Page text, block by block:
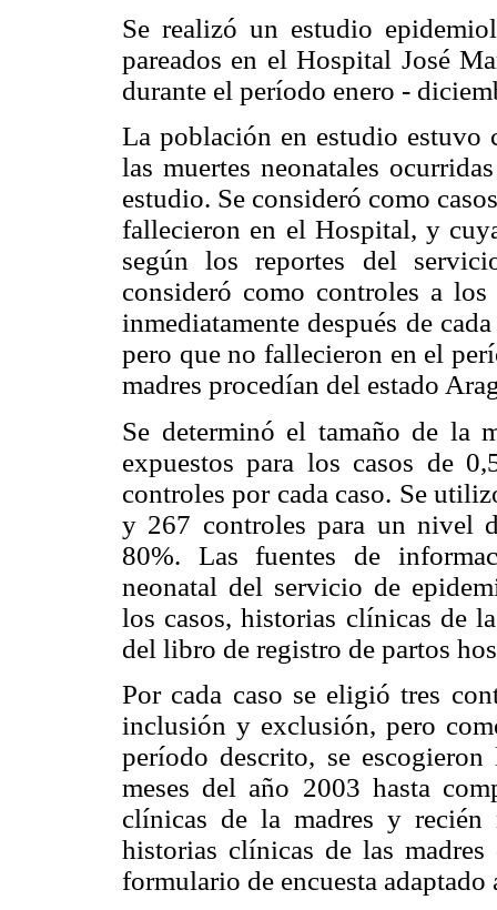
Se realizó un estudio
pareados en el Hospital José
durante el período enero -
La población en estudio
las muertes neonatales
estudio. Se consideró como
fallecieron en el Hospital, y
según los reportes del
consideró como controles a
inmediatamente después de
pero que no fallecieron en el
madres procedían del estado
Se determinó el tamaño de la
expuestos para los casos de
controles por cada caso. Se
y 267 controles para un nivel
80%. Las fuentes de
neonatal del servicio de
los casos, historias clínicas de
del libro de registro de partos
Por cada caso se eligió tres
inclusión y exclusión, pero
período descrito, se
meses del año 2003 hasta
clínicas de la madres y recién
historias clínicas de las
formulario de encuesta adaptado